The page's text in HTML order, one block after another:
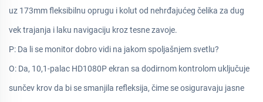
uz 173mm fleksibilnu oprugu i kolut od nehrđajućeg čelika za dug
vek trajanja i laku navigaciju kroz tesne zavoje.
P: Da li se monitor dobro vidi na jakom spoljašnjem svetlu?
O: Da, 10,1-palac HD1080P ekran sa dodirnom kontrolom uključuje
sunčev krov da bi se smanjila refleksija, čime se osiguravaju jasne